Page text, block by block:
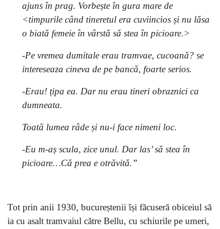
ajuns în prag. Vorbește în gura mare de
<timpurile când tineretul era cuviincios și nu lăsa
o biată femeie în vârstă să stea în picioare.>
-Pe vremea dumitale erau tramvae, cucoană? se
intereseaza cineva de pe bancă, foarte serios.
-Erau! țipa ea. Dar nu erau tineri obraznici ca
dumneata.
Toată lumea râde și nu-i face nimeni loc.
-Eu m-aș scula, zice unul. Dar las’ să stea în
picioare…Că prea e otrăvită.”
Tot prin anii 1930, bucureștenii își făcuseră obiceiul să
ia cu asalt tramvaiul către Bellu, cu schiurile pe umeri,